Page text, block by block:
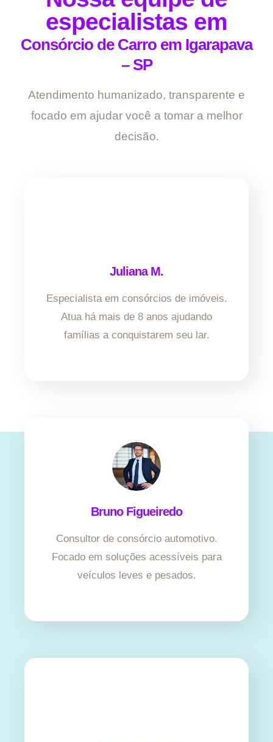
especialistas em
Consórcio de Carro em Igarapava
– SP
Atendimento humanizado, transparente e
focado em ajudar você a tomar a melhor
decisão.
Juliana M.
Especialista em consórcios de imóveis.
Atua há mais de 8 anos ajudando
famílias a conquistarem seu lar.
Bruno Figueiredo
Consultor de consórcio automotivo.
Focado em soluções acessíveis para
veículos leves e pesados.